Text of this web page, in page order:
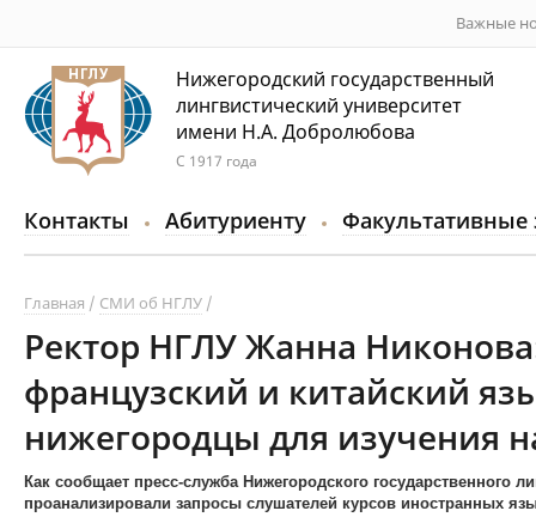
Важные
Нижегородский государственный
лингвистический университет
имени Н.А. Добролюбова
С 1917 года
Контакты Абитуриенту Факультативные
Главная СМИ об НГЛУ
Ректор НГЛУ Жанна
французский и китайский
нижегородцы для изучения
Как сообщает пресс-служба Нижегородского государственного
проанализировали запросы слушателей курсов иностранных